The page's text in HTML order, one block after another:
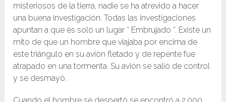
misteriosos de la tierra, nadie se ha atrevido a hacer
una buena investigación. Todas las investigaciones
apuntan a que es solo un lugar “ Embrujado ”. Existe un
mito de que un hombre que viajaba por encima de
este triángulo en su avión fletado y de repente fue
atrapado en una tormenta. Su avión se salió de control
y se desmayó.